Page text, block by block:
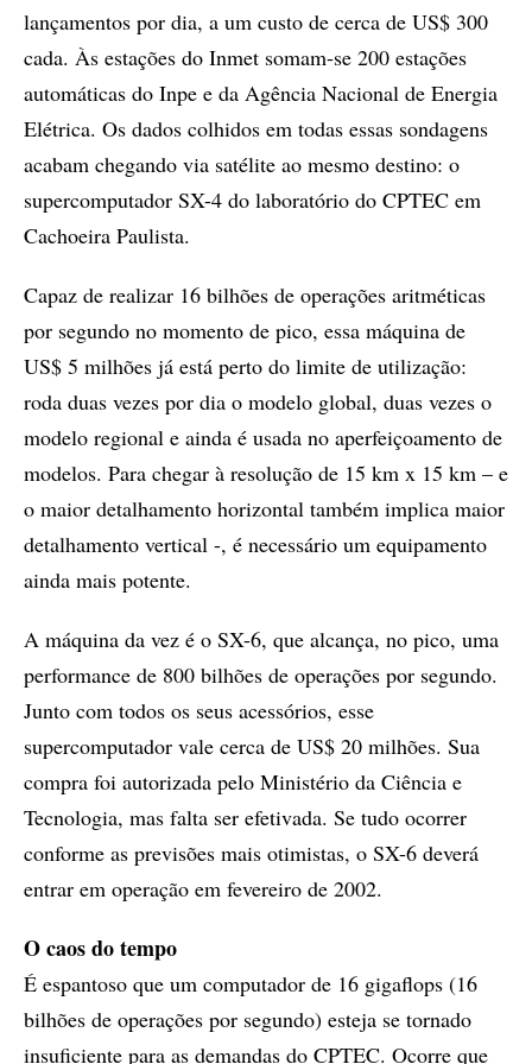
lançamentos por dia, a um custo de cerca de US$ 300
cada. Às estações do Inmet somam-se 200 estações
automáticas do Inpe e da Agência Nacional de Energia
Elétrica. Os dados colhidos em todas essas sondagens
acabam chegando via satélite ao mesmo destino: o
supercomputador SX-4 do laboratório do CPTEC em
Cachoeira Paulista.
Capaz de realizar 16 bilhões de operações aritméticas
por segundo no momento de pico, essa máquina de
US$ 5 milhões já está perto do limite de utilização:
roda duas vezes por dia o modelo global, duas vezes o
modelo regional e ainda é usada no aperfeiçoamento de
modelos. Para chegar à resolução de 15 km x 15 km – e
o maior detalhamento horizontal também implica maior
detalhamento vertical -, é necessário um equipamento
ainda mais potente.
A máquina da vez é o SX-6, que alcança, no pico, uma
performance de 800 bilhões de operações por segundo.
Junto com todos os seus acessórios, esse
supercomputador vale cerca de US$ 20 milhões. Sua
compra foi autorizada pelo Ministério da Ciência e
Tecnologia, mas falta ser efetivada. Se tudo ocorrer
conforme as previsões mais otimistas, o SX-6 deverá
entrar em operação em fevereiro de 2002.
O caos do tempo
É espantoso que um computador de 16 gigaflops (16
bilhões de operações por segundo) esteja se tornado
insuficiente para as demandas do CPTEC. Ocorre que